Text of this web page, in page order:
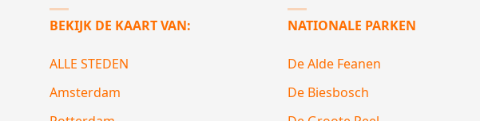
BEKIJK DE KAART VAN:
ALLE STEDEN
Amsterdam
NATIONALE PARKEN
De Alde Feanen
De Biesbosch